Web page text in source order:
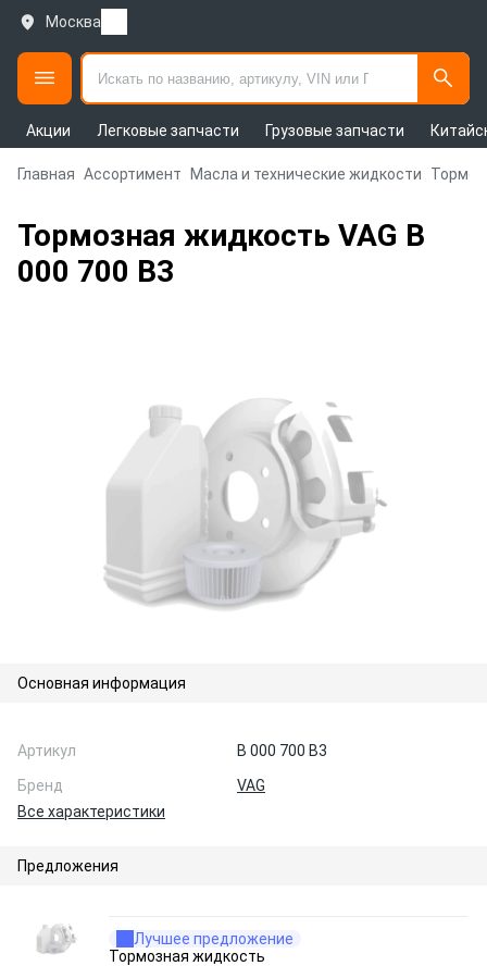
Москва
Акции Легковые запчасти Грузовые запчасти
Главная Ассортимент Масла и технические жидкости
Тормозная жидкость VAG B
000 700 B3
Основная информация
Артикул
B 000 700 B3
Бренд
VAG
Все характеристики
Предложения
Лучшее предложение
Тормозная жидкость